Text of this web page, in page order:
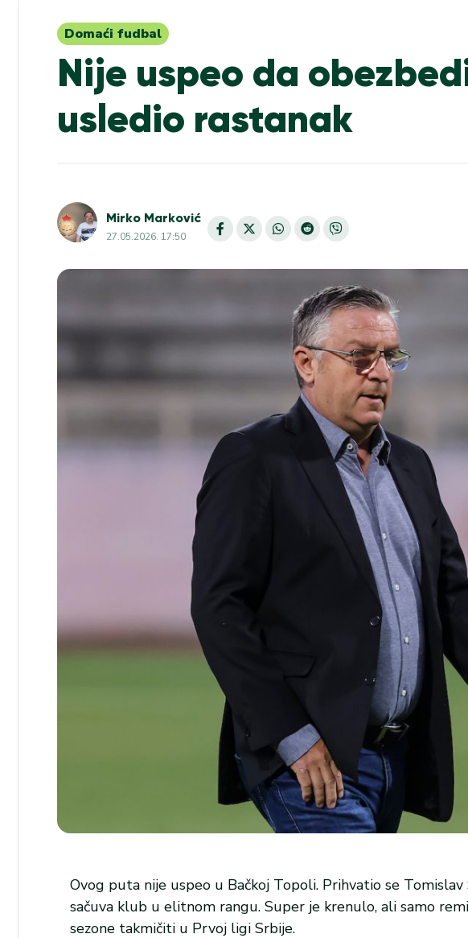
Domaći fudbal
Nije uspeo da
usledio rastanak
Mirko Marković
27.05.2026. 17:50
Ovog puta nije uspeo u Bačkoj Topoli. Prihvatio se
sačuva klub u elitnom rangu. Super je krenulo, ali samo
sezone takmičiti u Prvoj ligi Srbije.